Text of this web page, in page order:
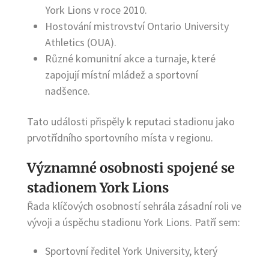
York Lions v roce 2010.
Hostování mistrovství Ontario University
Athletics (OUA).
Různé komunitní akce a turnaje, které
zapojují místní mládež a sportovní
nadšence.
Tato události přispěly k reputaci stadionu jako
prvotřídního sportovního místa v regionu.
Významné osobnosti spojené se
stadionem York Lions
Řada klíčových osobností sehrála zásadní roli ve
vývoji a úspěchu stadionu York Lions. Patří sem:
Sportovní ředitel York University, který